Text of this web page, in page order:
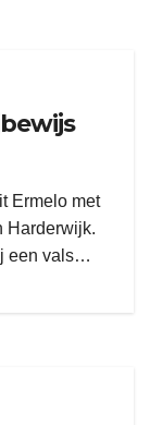
Ermelo met
Harderwijk.
een vals…